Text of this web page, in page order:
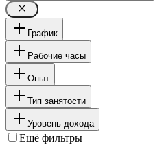
График
Рабочие часы
Опыт
Тип занятости
Уровень дохода
Ещё фильтры